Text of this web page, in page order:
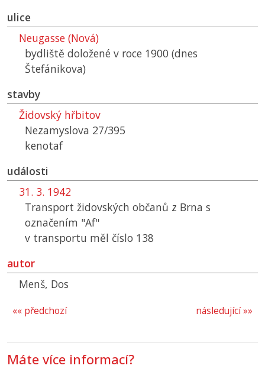
ulice
Neugasse (Nová)
bydliště doložené v roce 1900 (dnes
Štefánikova)
stavby
Židovský hřbitov
Nezamyslova 27/395
kenotaf
události
31. 3. 1942
Transport židovských občanů z Brna s
označením "Af"
v transportu měl číslo 138
autor
Menš, Dos
následující »»
«« předchozí
Máte více informací?